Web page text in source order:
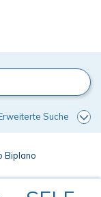
Suche
Biplano